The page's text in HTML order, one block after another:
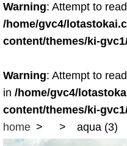
ロードサービス
レンタカー
Warning: Attempt to
/home/gvc4/
content/themes/ki-
Warning: Attempt to
in /home/gvc4/
content/themes/ki-
home
aqua (3)